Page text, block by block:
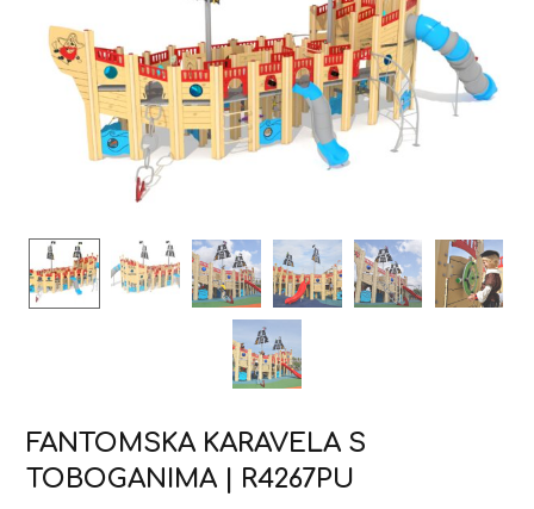
FANTOMSKA KARAVELA S
TOBOGANIMA | R4267PU